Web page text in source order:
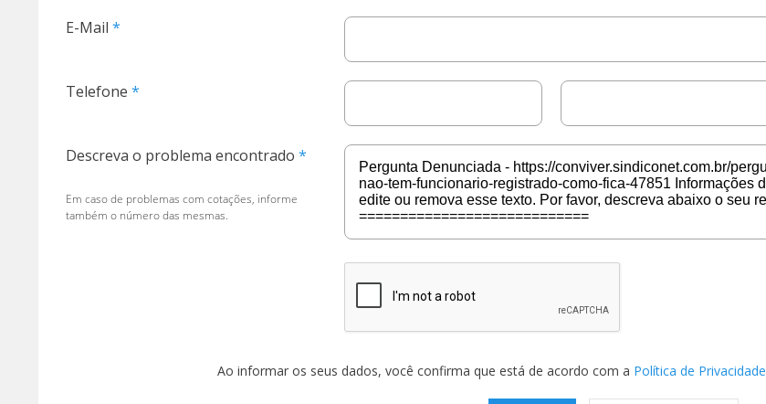
E-Mail
Telefone
Descreva o problema encontrado
Em caso de problemas com cotações, informe
também o número das mesmas.
Ao informar os seus dados, você confirma que está de acordo com a Política de Privacidade